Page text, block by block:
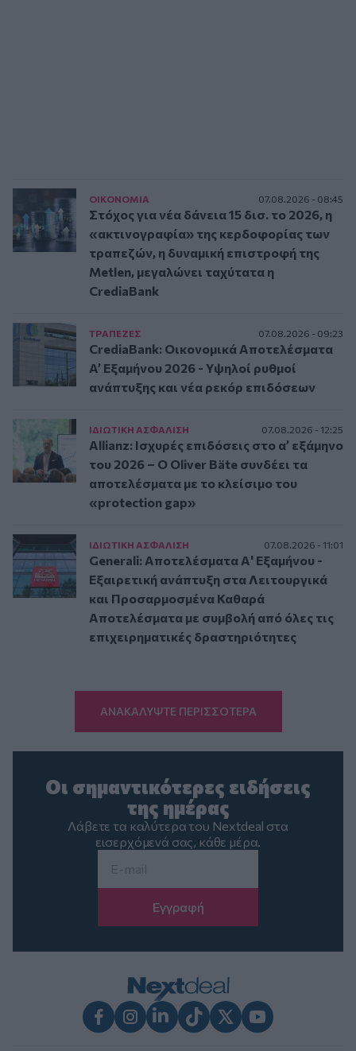
ΟΙΚΟΝΟΜΙΑ 07.08.2026 - 08:45
Στόχος για νέα δάνεια 15 δισ. το 2026, η
«ακτινογραφία» της κερδοφορίας των
τραπεζών, η δυναμική επιστροφή της
Metlen, μεγαλώνει ταχύτατα η
CrediaBank
ΤΡAΠΕΖΕΣ 07.08.2026 - 09:23
CrediaBank: Οικονομικά Αποτελέσματα
A’ Εξαμήνου 2026 - Υψηλοί ρυθμοί
ανάπτυξης και νέα ρεκόρ επιδόσεων
ΙΔΙΩΤΙΚΗ ΑΣΦAΛΙΣΗ 07.08.2026 - 12:25
Allianz: Ισχυρές επιδόσεις στο α’ εξάμηνο
του 2026 – Ο Oliver Bäte συνδέει τα
αποτελέσματα με το κλείσιμο του
«protection gap»
ΙΔΙΩΤΙΚΗ ΑΣΦAΛΙΣΗ 07.08.2026 - 11:01
Generali: Αποτελέσματα Α' Εξαμήνου -
Εξαιρετική ανάπτυξη στα Λειτουργικά
και Προσαρμοσμένα Καθαρά
Αποτελέσματα με συμβολή από όλες τις
επιχειρηματικές δραστηριότητες
ΑΝΑΚΑΛΥΨΤΕ ΠΕΡΙΣΣΟΤΕΡΑ
Οι σημαντικότερες ειδήσεις
της ημέρας
Λάβετε τα καλύτερα του Nextdeal στα
εισερχόμενά σας, κάθε μέρα.